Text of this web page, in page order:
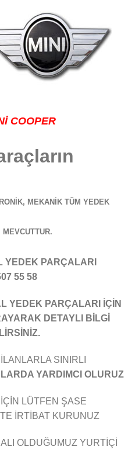
COOPER
MEKANİK TÜM YEDEK
MEVCUTTUR.
YEDEK PARÇALARI
55 58
YEDEK PARÇALARI İÇİN
DETAYLI BİLGİ
SINIRLI
YARDIMCI OLURUZ
LÜTFEN ŞASE
İRTİBAT KURUNUZ
OLDUĞUMUZ YURTİÇİ